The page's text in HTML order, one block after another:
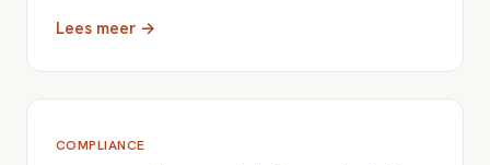
Lees meer →
COMPLIANCE